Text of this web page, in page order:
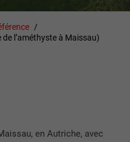
l’améthyste à Maissau)
en Autriche, avec